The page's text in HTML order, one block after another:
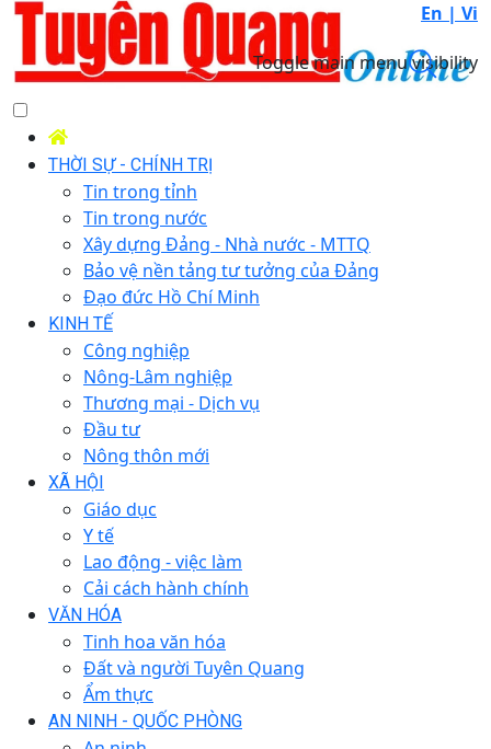
En | Vi
Toggle main menu visibility
THỜI SỰ - CHÍNH TRỊ
Tin trong tỉnh
Tin trong nước
Xây dựng Đảng - Nhà nước - MTTQ
Bảo vệ nền tảng tư tưởng của Đảng
Đạo đức Hồ Chí Minh
KINH TẾ
Công nghiệp
Nông-Lâm nghiệp
Thương mại - Dịch vụ
Đầu tư
Nông thôn mới
XÃ HỘI
Giáo dục
Y tế
Lao động - việc làm
Cải cách hành chính
VĂN HÓA
Tinh hoa văn hóa
Đất và người Tuyên Quang
Ẩm thực
AN NINH - QUỐC PHÒNG